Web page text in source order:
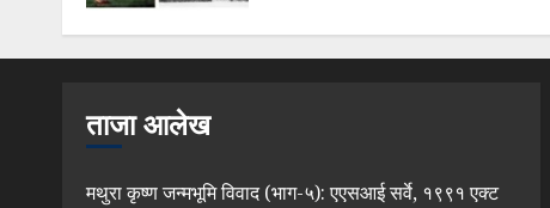
ताजा आलेख
मथुरा कृष्ण जन्मभूमि विवाद (भाग-५): एएसआई सर्वे, १९९१ एक्ट